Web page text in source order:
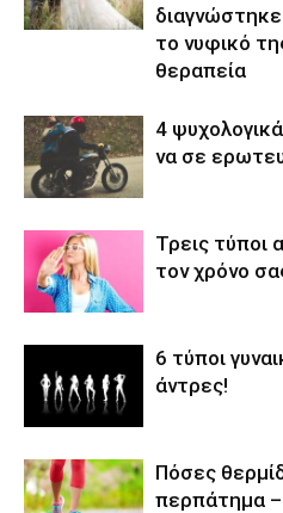
το νυφικό
θεραπεία
4
να σε
Τρεις τύποι
τον χρόνο
6 τύποι
άντρες!
Πόσες
περπάτημα